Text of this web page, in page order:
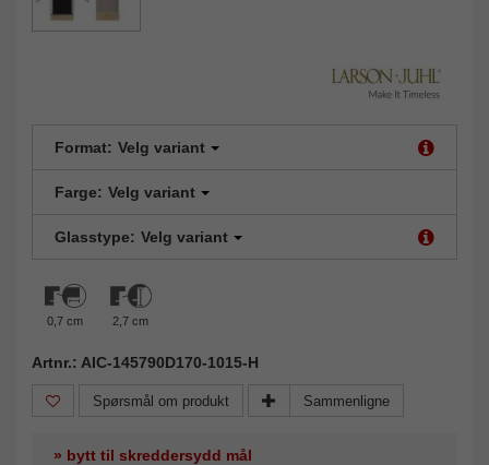
Format: Velg variant
Farge: Velg variant
Glasstype: Velg variant
0,7 cm 2,7 cm
Artnr.: AIC-145790D170-1015-H
Spørsmål om produkt Sammenligne
» bytt til skreddersydd mål